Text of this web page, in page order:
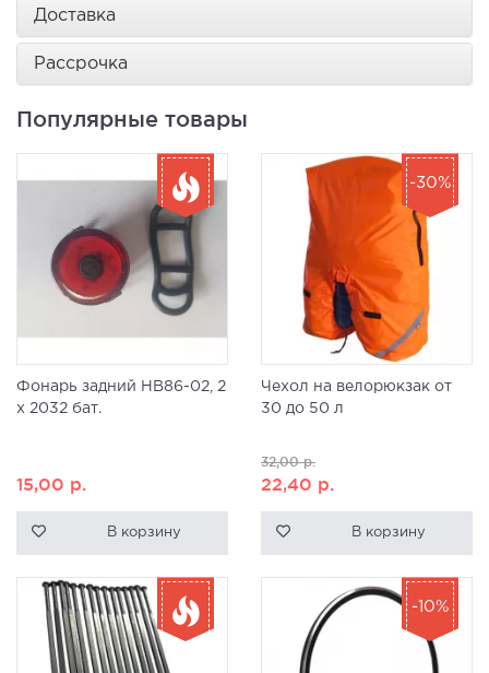
Доставка
Рассрочка
Популярные товары
Фонарь задний HB86-02, 2
x 2032 бат.
15,00 р.
В корзину
Чехол на велорюкзак от
30 до 50 л
32,00р.
22,40 р.
В корзину
-30%
-10%